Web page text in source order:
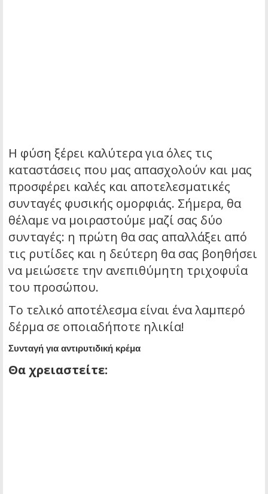
Η φύση ξέρει καλύτερα για όλες τις
καταστάσεις που μας απασχολούν και μας
προσφέρει καλές και αποτελεσματικές
συνταγές φυσικής ομορφιάς. Σήμερα, θα
θέλαμε να μοιραστούμε μαζί σας δύο
συνταγές: η πρώτη θα σας απαλλάξει από
τις ρυτίδες και η δεύτερη θα σας βοηθήσει
να μειώσετε την ανεπιθύμητη τριχοφυΐα
του προσώπου.
Το τελικό αποτέλεσμα είναι ένα λαμπερό
δέρμα σε οποιαδήποτε ηλικία!
Συνταγή για αντιρυτιδική κρέμα
Θα χρειαστείτε: